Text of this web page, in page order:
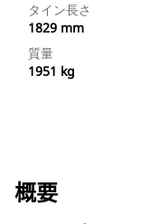
タイン長さ
1829 mm
質量
1951 kg
概要